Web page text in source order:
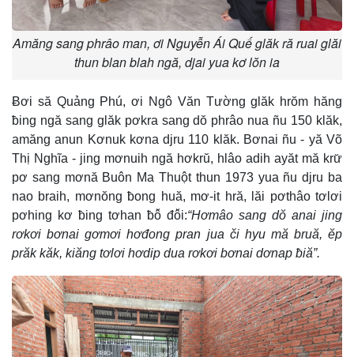
Amăng sang phrâo man, ơi Nguyễn Ái Quế glăk ră ruai glăi
thun blan blah ngă, djai yua kơ lŏn ia
Ƀơi să Quảng Phú, ơi Ngô Văn Tường glăk hrŏm hăng
ƀing ngă sang glăk pơkra sang dŏ phrâo nua ñu 150 klăk,
amăng anun Kơnuk kơna djru 110 klăk. Bơnai ñu - yă Võ
Thị Nghĩa - jing mơnuih ngă hơkrŭ, hlâo adih ayăt mă krư̆
pơ sang mơnă Buôn Ma Thuột thun 1973 yua ñu djru ba
nao braih, mơnŏng ƀong huă, mơ-it hră, lăi pơthâo tơlơi
pơhing kơ ƀing tơhan ƀô̆ đô̆i:“Hơmâo sang dŏ anai jing
rơkơi bơnai gơmơi hơđong pran jua či hyu mă bruă, ĕp
prăk kăk, kiăng tơlơi hơdip dua rơkơi bơnai dơnap ƀiă”.